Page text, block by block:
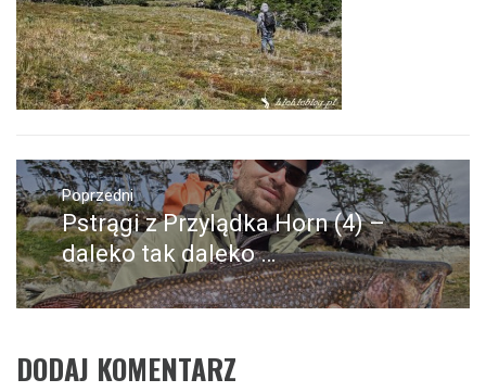
Nawigacja
wpisuPoprzedni
Poprzedni
wpis:
Pstrągi z Przylądka Horn (4) –
daleko tak daleko …
DODAJ KOMENTARZ